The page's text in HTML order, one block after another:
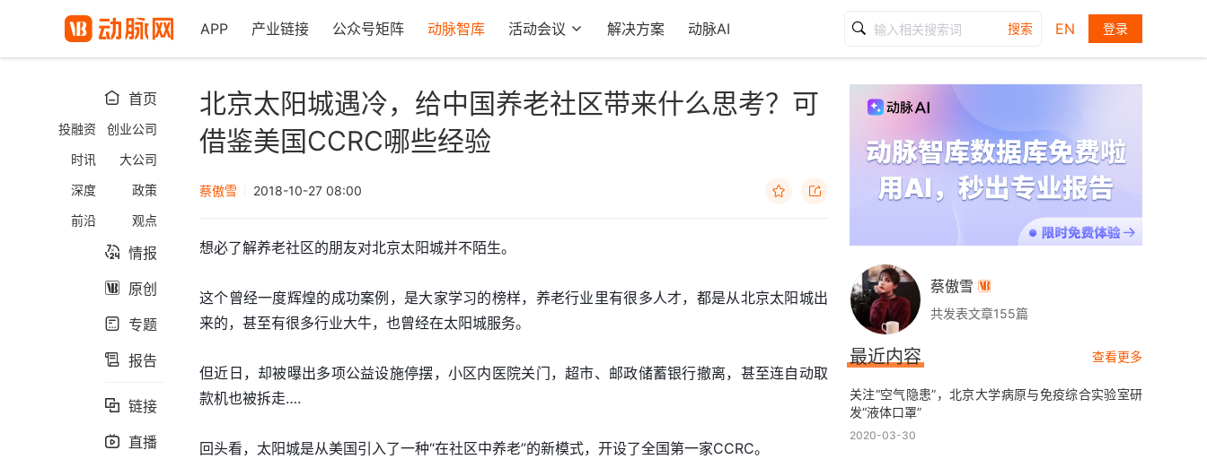
APP 产业链接 公众号矩阵 动脉智库 活动会议 解决方案 动脉AI 搜索 EN 登录
 首页
投融资
创业公司
时讯
大公司
深度
政策
前沿
观点
 情报
 原创
 专题
 报告
 链接
 直播
北京太阳城遇冷，给中国养老社区带来什么思考？可
借鉴美国CCRC哪些经验
蔡傲雪 2018-10-27 08:00  
想必了解养老社区的朋友对北京太阳城并不陌生。
这个曾经一度辉煌的成功案例，是大家学习的榜样，养老行业里有很多人才，都是从北京太阳城出
来的，甚至有很多行业大牛，也曾经在太阳城服务。
但近日，却被曝出多项公益设施停摆，小区内医院关门，超市、邮政储蓄银行撤离，甚至连自动取
款机也被拆走….
回头看，太阳城是从美国引入了一种“在社区中养老”的新模式，开设了全国第一家CCRC。
蔡傲雪 
共发表文章155篇
最近内容 查看更多
关注“空气隐患”，北京大学病原与免疫综合实验室研
发“液体口罩”
2020-03-30